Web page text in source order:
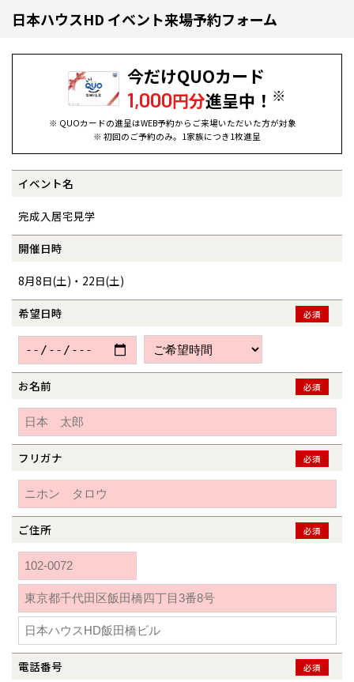
日本ハウスHD イベント来場予約フォーム
今だけQUOカード
1,000円分進呈中！ ※
※ QUOカードの進呈はWEB予約からご来場いただいた方が対象
※ 初回のご予約のみ。1家族につき1枚進呈
イベント名
完成入居宅見学
開催日時
8月8日(土)・22日(土)
希望日時 必須
お名前 必須
フリガナ 必須
ご住所 必須
電話番号 必須
全国の展示場
北海道
札幌
道央
道北
道東
東北
青森
秋田
山形
宮城
福島
甲信越・北陸
新潟
長野
富山
石川
福井
関東
神奈川
埼玉
千葉
茨城
栃木
群馬
愛知
岐阜
静岡
三重
近畿
大阪
京都
兵庫
奈良
滋賀
中国・四国
岡山
香川
愛媛
鳥取
九州
福岡
佐賀
熊本
分譲マンション
※現住所のある都道府県以外の建築予定地の方でも現住所の有るお近
くの展示場又は店舗にお問合せください。
応します。お気軽にご相談ください。
お近くのイベント
北海道
札幌
札幌
小樽
苫小牧千歳
小樽
道北
道南
道東
釧路
東北
青森県
青森
秋田県
秋田
岩手県
盛岡
山形県
宮城県
福島県
郡山
いわき
甲信越・北陸
新潟県
新潟
長岡
山梨県
甲府
長野県
長野
富山県
石川県
福井県
関東
神奈川県
横浜
相模
埼玉県
埼玉
千葉県
柏
茨城県
水戸
栃木県
宇都宮
愛知県
名古屋
岐阜県
静岡県
三重県
近畿
大阪府
大阪
京都府
京都
奈良県
奈良
中国・四国
岡山県
岡山
香川県
高松
愛媛県
松山
九州
福岡県
佐賀県
佐賀
熊本県
熊本
大分県
大分